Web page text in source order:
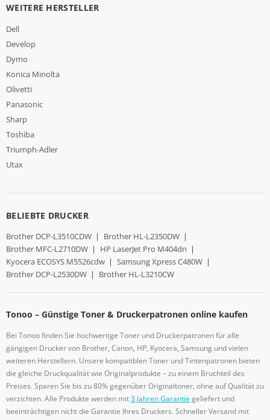
WEITERE HERSTELLER
Dell
Develop
Dymo
Konica Minolta
Olivetti
Panasonic
Sharp
Toshiba
Triumph-Adler
Utax
BELIEBTE DRUCKER
Brother DCP-L3510CDW | Brother HL-L2350DW |
Brother MFC-L2710DW | HP LaserJet Pro M404dn |
Kyocera ECOSYS M5526cdw | Samsung Xpress C480W |
Brother DCP-L2530DW | Brother HL-L3210CW
Tonoo – Günstige Toner & Druckerpatronen online kaufen
Bei Tonoo finden Sie hochwertige Toner und Druckerpatronen für alle
gängigen Drucker von Brother, Canon, HP, Kyocera, Samsung und vielen
weiteren Herstellern. Unsere kompatiblen Toner und Tintenpatronen bieten
die gleiche Druckqualität wie Originalprodukte – zu einem Bruchteil des
Preises. Sparen Sie bis zu 80% gegenüber Originaltoner, ohne auf Qualität zu
verzichten. Alle Produkte werden mit3 Jahren Garantiegeliefert und
beeinträchtigen nicht die Garantie Ihres Druckers. Schneller Versand mit